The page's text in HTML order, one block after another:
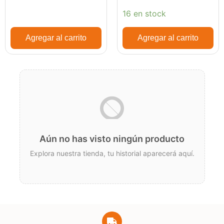
Agregar al carrito
16 en stock
Agregar al carrito
Aún no has visto ningún producto
Explora nuestra tienda, tu historial aparecerá aquí.